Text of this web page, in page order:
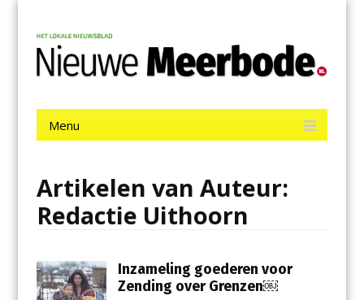
contentNieuwe Meerbode
Menu
Artikelen van Auteur:
Redactie Uithoorn
Inzameling goederen voor
Zending over Grenzen￼